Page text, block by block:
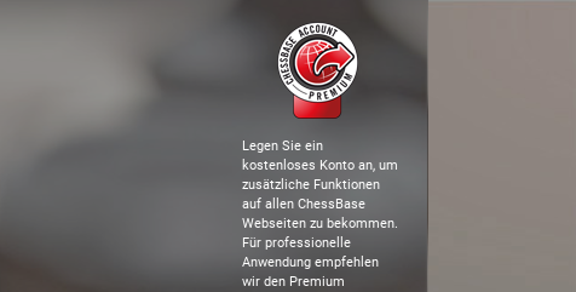
Legen Sie ein
kostenloses Konto an, um
zusätzliche Funktionen
auf allen ChessBase
Webseiten zu bekommen.
Für professionelle
Anwendung empfehlen
wir den Premium